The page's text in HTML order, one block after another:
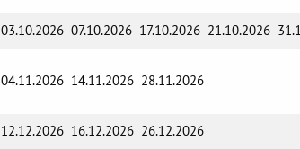
03.10.2026 07.10.2026 17.10.2026 21.10.2026
04.11.2026 14.11.2026 28.11.2026
12.12.2026 16.12.2026 26.12.2026